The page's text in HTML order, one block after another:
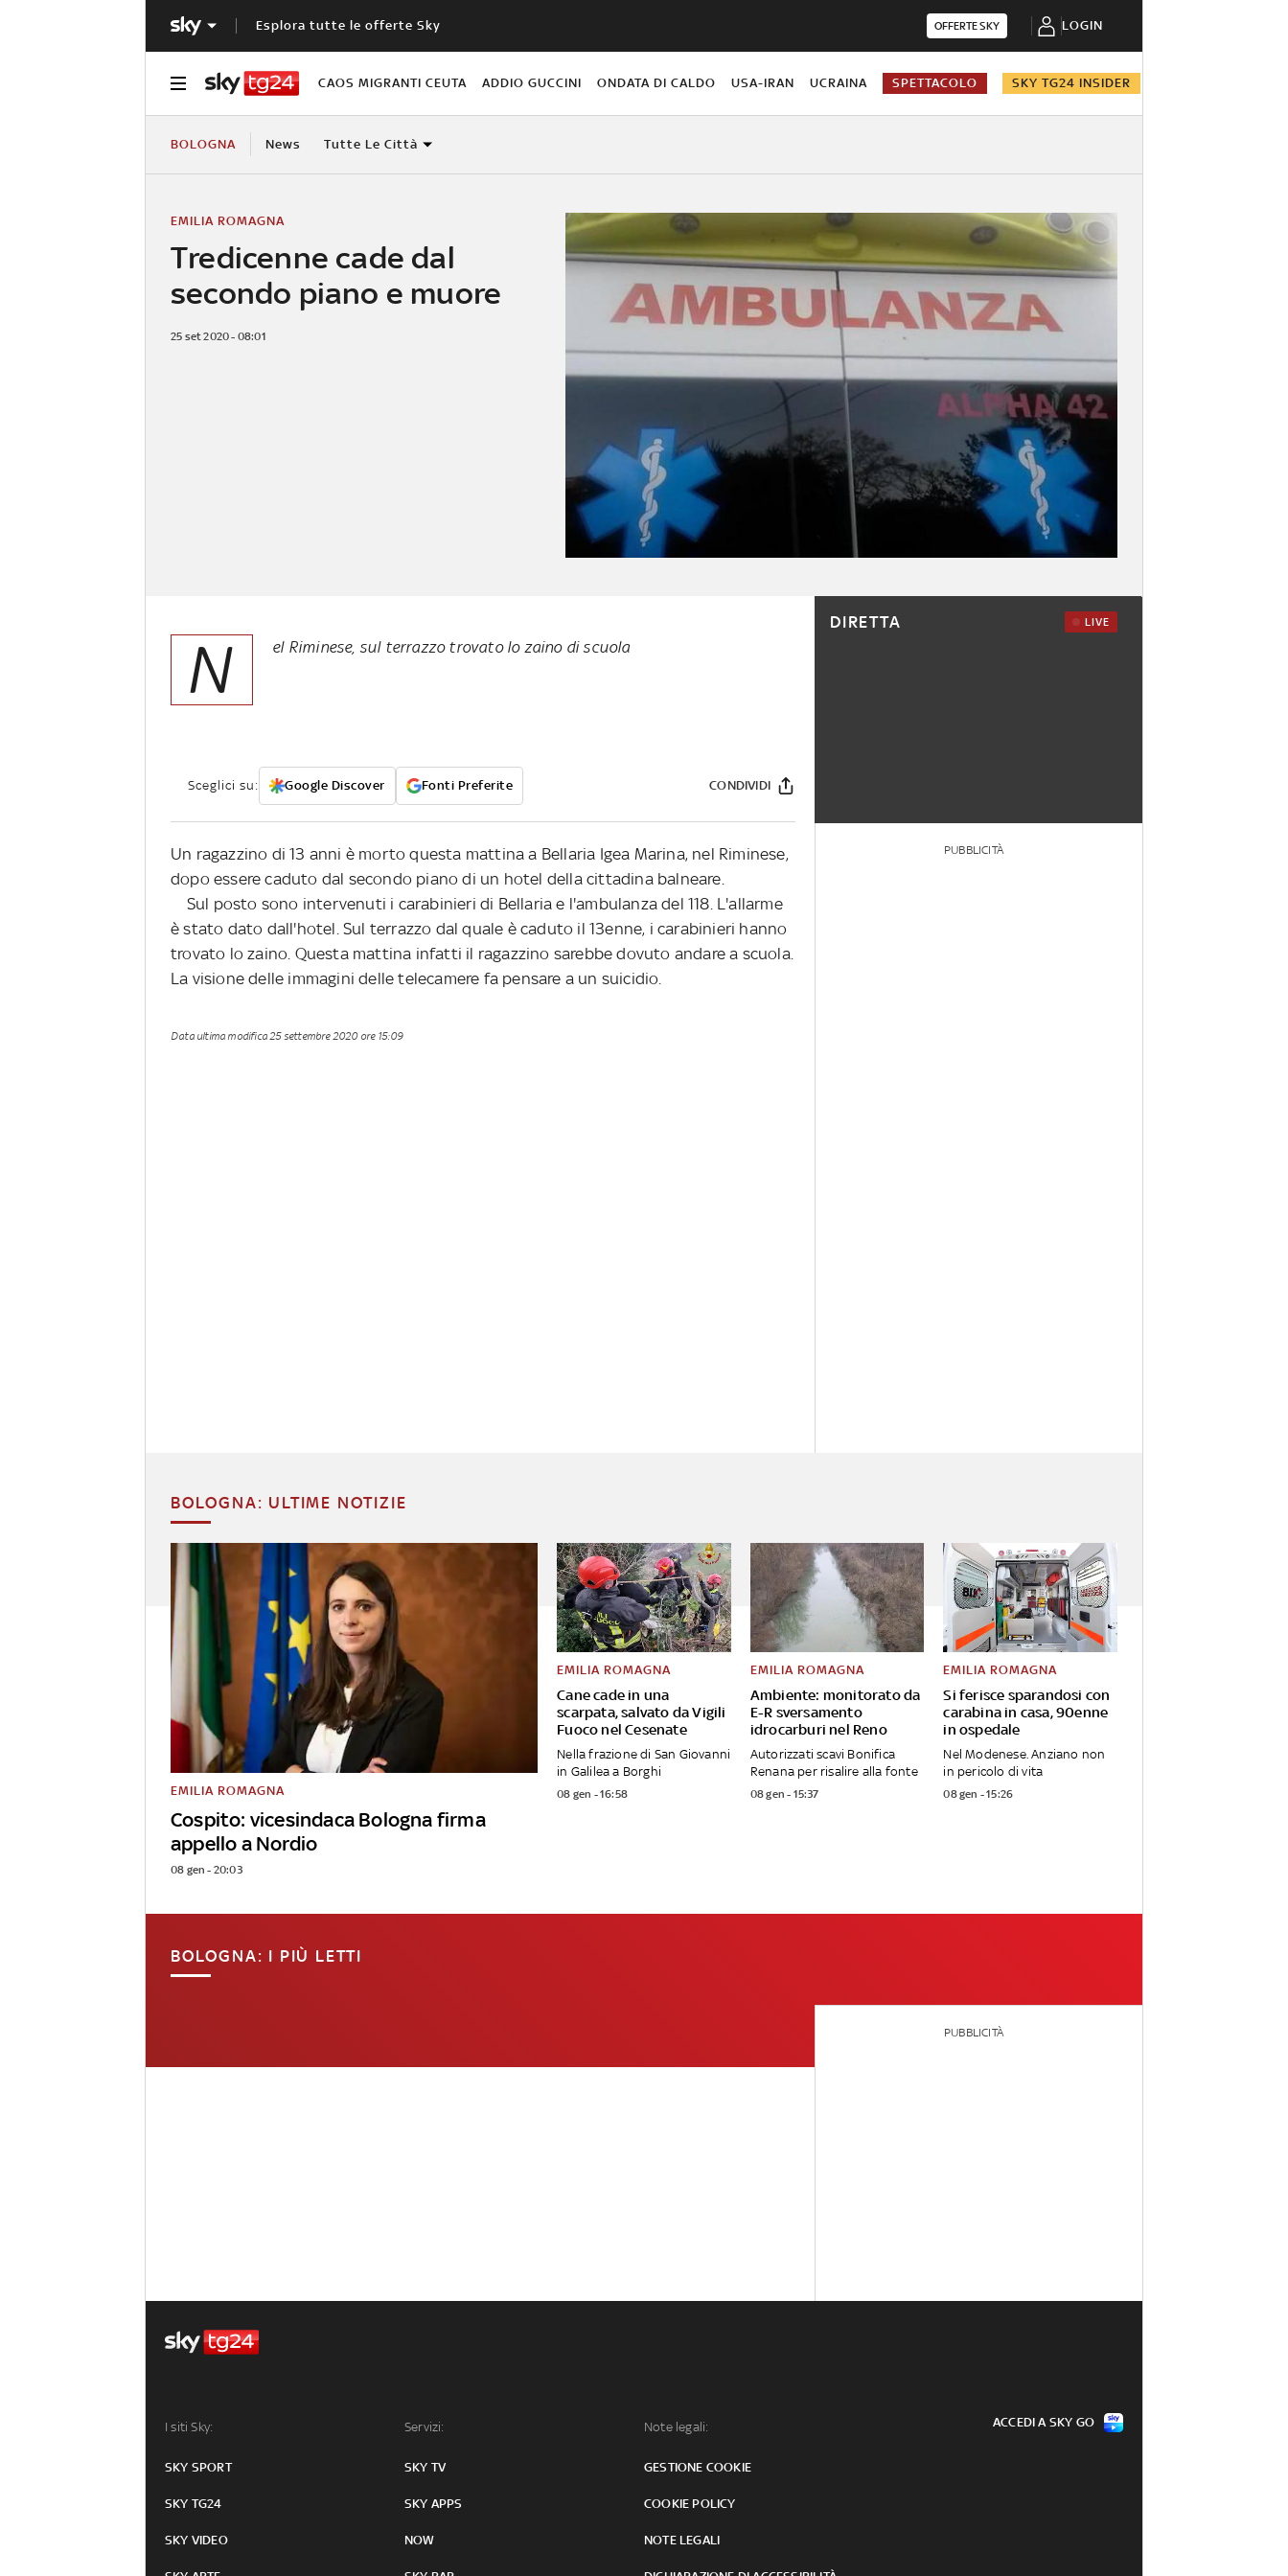
Esplora tutte le offerte Sky OFFERTE SKY LOGIN
CAOS MIGRANTI CEUTA ADDIO GUCCINI ONDATA DI CALDO USA-IRAN UCRAINA SPETTACOLO SKY TG24 INSIDER
BOLOGNA News Tutte Le Città
Tredicenne cade dal
secondo piano e muore
EMILIA ROMAGNA
25 set 2020 - 08:01
N el Riminese, sul terrazzo trovato lo zaino di scuola
Sceglici su: Google Discover Fonti Preferite CONDIVIDI
Un ragazzino di 13 anni è morto questa mattina a Bellaria Igea Marina, nel Riminese,
dopo essere caduto dal secondo piano di un hotel della cittadina balneare.
Sul posto sono intervenuti i carabinieri di Bellaria e l'ambulanza del 118. L'allarme
è stato dato dall'hotel. Sul terrazzo dal quale è caduto il 13enne, i carabinieri hanno
trovato lo zaino. Questa mattina infatti il ragazzino sarebbe dovuto andare a scuola.
La visione delle immagini delle telecamere fa pensare a un suicidio.
Data ultima modifica 25 settembre 2020 ore 15:09
DIRETTA LIVE
PUBBLICITÀ
BOLOGNA: ULTIME NOTIZIE
Cospito: vicesindaca Bologna firma
appello a Nordio
EMILIA ROMAGNA
08 gen - 20:03
Cane cade in una
scarpata, salvato da Vigili
Fuoco nel Cesenate
EMILIA ROMAGNA
Nella frazione di San Giovanni
in Galilea a Borghi
08 gen - 16:58
Ambiente: monitorato da
E-R sversamento
idrocarburi nel Reno
EMILIA ROMAGNA
Autorizzati scavi Bonifica
Renana per risalire alla fonte
08 gen - 15:37
Si ferisce sparandosi con
carabina in casa, 90enne
in ospedale
EMILIA ROMAGNA
Nel Modenese. Anziano non
in pericolo di vita
08 gen - 15:26
BOLOGNA: I PIÙ LETTI
PUBBLICITÀ
I siti Sky:
SKY SPORT
SKY TG24
SKY VIDEO
Servizi:
SKY TV
SKY APPS
NOW
Note legali:
GESTIONE COOKIE
COOKIE POLICY
NOTE LEGALI
ACCEDI A SKY GO